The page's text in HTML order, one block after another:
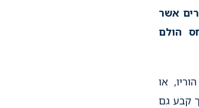
אשר
הולם
או
קבע גם